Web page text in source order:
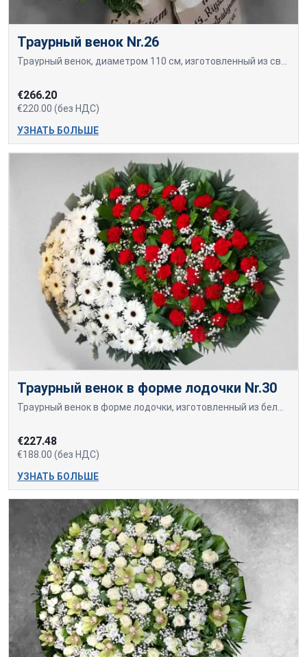
Траурный венок Nr.26
€266.20
€220.00 (без НДС)
УЗНАТЬ БОЛЬШЕ
Траурный венок в форме лодочки Nr.30
Траурный венок в форме лодочки, изготовленный из белых гербер и красных гвоздик.
€227.48
€188.00 (без НДС)
УЗНАТЬ БОЛЬШЕ